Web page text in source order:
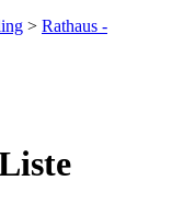
> Rathaus -